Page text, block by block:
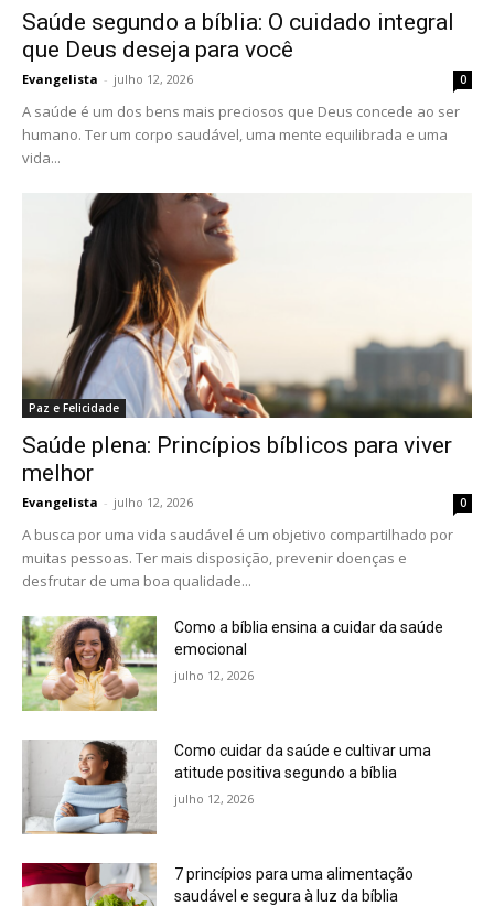
Saúde segundo a bíblia: O cuidado integral
que Deus deseja para você
Evangelista - julho 12, 2026 0
A saúde é um dos bens mais preciosos que Deus concede ao ser
humano. Ter um corpo saudável, uma mente equilibrada e uma
vida...
Paz e Felicidade
Saúde plena: Princípios bíblicos para viver
melhor
Evangelista - julho 12, 2026 0
A busca por uma vida saudável é um objetivo compartilhado por
muitas pessoas. Ter mais disposição, prevenir doenças e
desfrutar de uma boa qualidade...
Como a bíblia ensina a cuidar da saúde
emocional
julho 12, 2026
Como cuidar da saúde e cultivar uma
atitude positiva segundo a bíblia
julho 12, 2026
7 princípios para uma alimentação
saudável e segura à luz da bíblia